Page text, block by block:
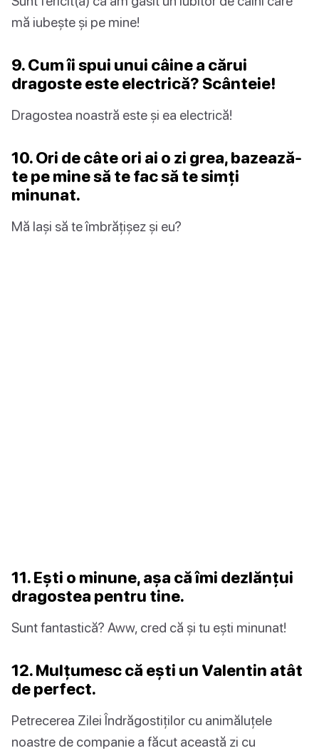
mă iubește și pe mine!
9. Cum îi spui unui câine a cărui
dragoste este electrică? Scânteie!
Dragostea noastră este și ea electrică!
10. Ori de câte ori ai o zi grea, bazează-
te pe mine să te fac să te simți
minunat.
Mă lași să te îmbrățișez și eu?
11. Ești o minune, așa că îmi dezlănțui
dragostea pentru tine.
Sunt fantastică? Aww, cred că și tu ești minunat!
12. Mulțumesc că ești un Valentin atât
de perfect.
Petrecerea Zilei Îndrăgostiților cu animăluțele
noastre de companie a făcut această zi cu